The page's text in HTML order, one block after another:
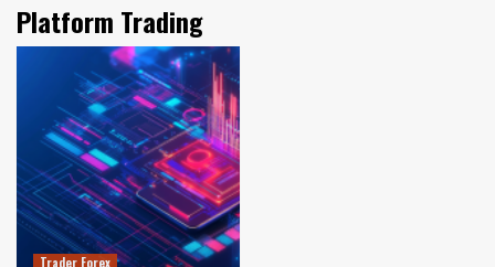
Platform Trading
Trader Forex